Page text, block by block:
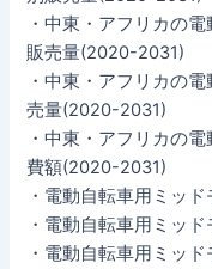
・中東・アフリカの
販売量(2020-2031)
・中東・アフリカの
売量(2020-2031)
・中東・アフリカの
費額(2020-2031)
・電動自転車用ミッ
・電動自転車用ミッ
・電動自転車用ミッ